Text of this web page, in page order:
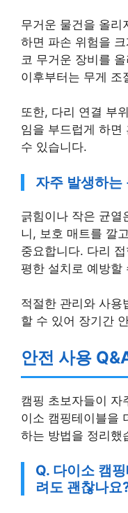
무거운 물건을 올리
하면 파손 위험을
코 무거운 장비를
이후부터는 무게 조
또한, 다리 연결 부
임을 부드럽게 하면
수 있습니다.
자주 발생하는
긁힘이나 작은 균열
니, 보호 매트를 깔
중요합니다. 다리
평한 설치로 예방할
적절한 관리와 사용
할 수 있어 장기간
안전 사용
캠핑 초보자들이 자
이소 캠핑테이블을
하는 방법을 정리했
Q. 다이소 캠
려도 괜찮나요